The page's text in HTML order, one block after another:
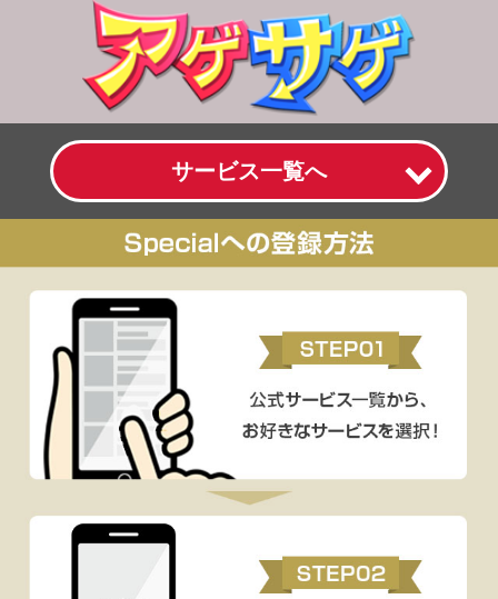
サービス一覧へ